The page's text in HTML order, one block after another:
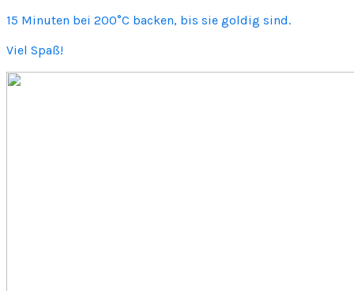
15 Minuten bei 200°C backen, bis sie goldig sind.
Viel Spaß!